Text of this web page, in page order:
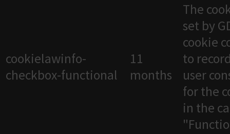
cookielawinfo-
checkbox-functional
11
months
The
set by
cookie
to
user
for the
in the